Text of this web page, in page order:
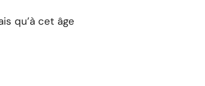
qu’à cet âge